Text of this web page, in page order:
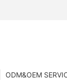
ODM&OEM